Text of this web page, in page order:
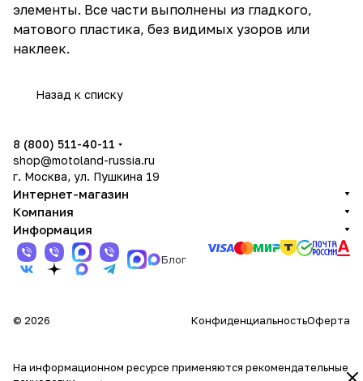
элементы. Все части выполнены из гладкого,
матового пластика, без видимых узоров или
наклеек.
Назад к списку
8 (800) 511-40-11
shop@motoland-russia.ru
г. Москва, ул. Пушкина 19
Интернет-магазин
Компания
Информация
Блог
© 2026 КонфиденциальностьОферта
На информационном ресурсе применяются рекомендательные